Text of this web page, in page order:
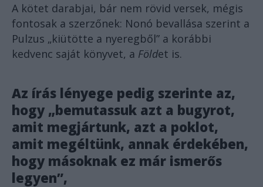
A kötet darabjai, bár nem rövid versek, mégis
fontosak a szerzőnek: Nonó bevallása szerint a
Pulzus „kiütötte a nyeregből” a korábbi
kedvenc saját könyvet, a Földet is.
Az írás lényege pedig szerinte az,
hogy „bemutassuk azt a bugyrot,
amit megjártunk, azt a poklot,
amit megéltünk, annak érdekében,
hogy másoknak ez már ismerős
legyen”,